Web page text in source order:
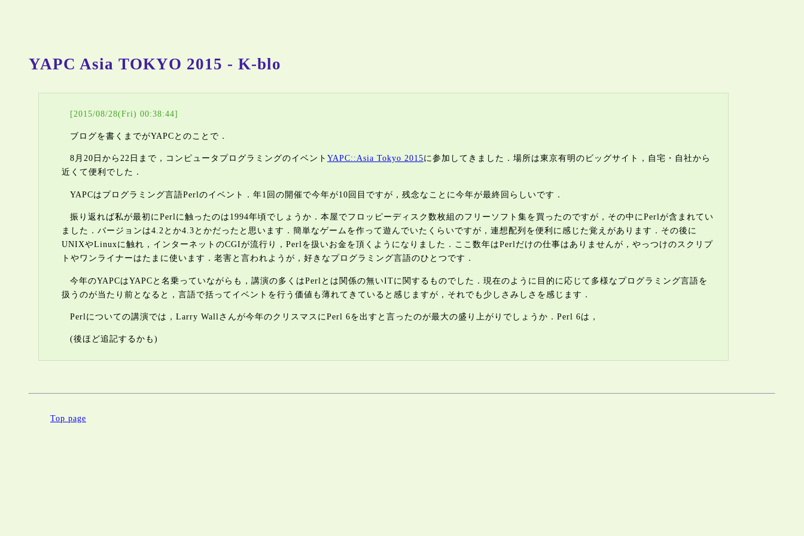
YAPC Asia TOKYO 2015 - K-blo
[2015/08/28(Fri) 00:38:44]
ブログを書くまでがYAPCとのことで．
8月20日から22日まで，コンピュータプログラミングのイベント YAPC::Asia Tokyo 2015に参加してきました．場所は東京有明のビッグサイト，自宅・自社から
近くて便利でした．
YAPCはプログラミング言語Perlのイベント．年1回の開催で今年が10回目ですが，残念なことに今年が最終回らしいです．
振り返れば私が最初にPerlに触ったのは1994年頃でしょうか．本屋でフロッピーディスク数枚組のフリーソフト集を買ったのですが，その中にPerlが含まれてい
ました．バージョンは4.2とか4.3とかだったと思います．簡単なゲームを作って遊んでいたくらいですが，連想配列を便利に感じた覚えがあります．その後に
UNIXやLinuxに触れ，インターネットのCGIが流行り，Perlを扱いお金を頂くようになりました．ここ数年はPerlだけの仕事はありませんが，やっつけのスクリプ
トやワンライナーはたまに使います．老害と言われようが，好きなプログラミング言語のひとつです．
今年のYAPCはYAPCと名乗っていながらも，講演の多くはPerlとは関係の無いITに関するものでした．現在のように目的に応じて多様なプログラミング言語を
扱うのが当たり前となると，言語で括ってイベントを行う価値も薄れてきていると感じますが，それでも少しさみしさを感じます．
Perlについての講演では，Larry Wallさんが今年のクリスマスにPerl 6を出すと言ったのが最大の盛り上がりでしょうか．Perl 6は，
(後ほど追記するかも)
Top page